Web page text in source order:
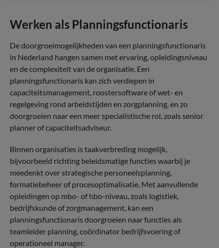
Werken als Planningsfunctionaris
De doorgroeimogelijkheden van een planningsfunctionaris
in Nederland hangen samen met ervaring, opleidingsniveau
en de complexiteit van de organisatie. Een
planningsfunctionaris kan zich verdiepen in
capaciteitsmanagement, roostersoftware of wet- en
regelgeving rond arbeidstijden en zorgplanning, en zo
doorgroeien naar een meer specialistische rol, zoals senior
planner of capaciteitsadviseur.
Binnen organisaties is taakverbreding mogelijk,
bijvoorbeeld richting beleidsmatige functies waarbij je
meedenkt over strategische personeelsplanning,
formatiebeheer of procesoptimalisatie. Met aanvullende
opleidingen op mbo- of hbo-niveau, zoals logistiek,
bedrijfskunde of zorgmanagement, kan een
planningsfunctionaris doorgroeien naar functies als
teamleider planning, coördinator bedrijfsvoering of
operationeel manager.